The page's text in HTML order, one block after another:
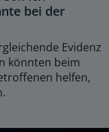
bei der
Evidenz
könnten beim
helfen,